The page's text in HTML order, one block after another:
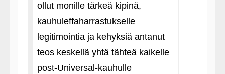
ollut monille tärkeä kipinä,
kauhuleffaharrastukselle
legitimointia ja kehyksiä antanut
teos keskellä yhtä tähteä kaikelle
post-Universal-kauhulle